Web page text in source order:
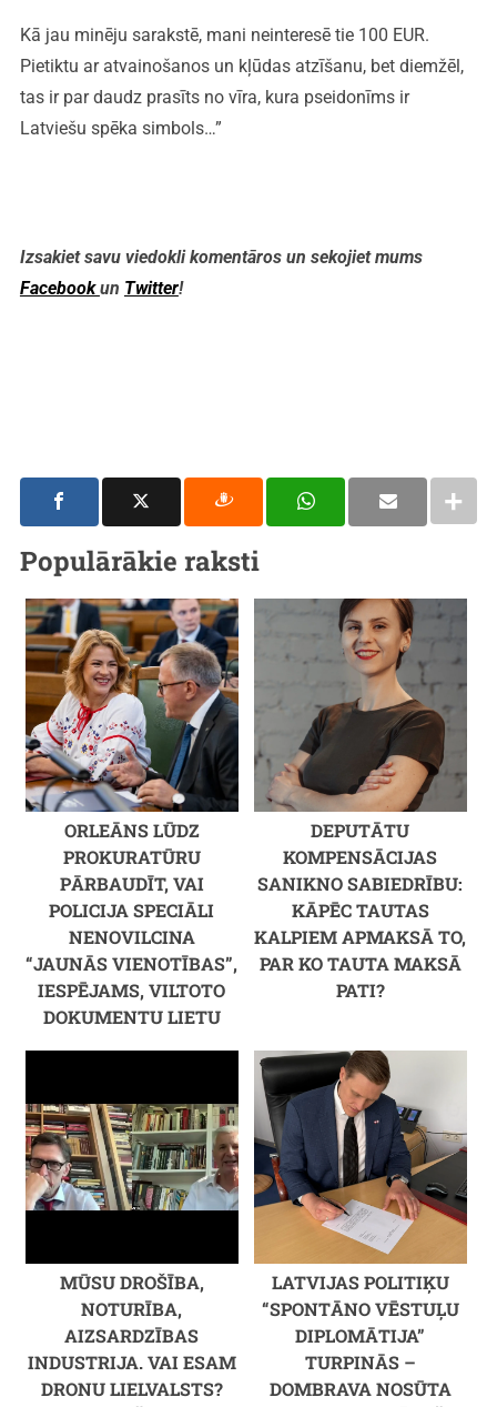
Kā jau minēju sarakstē, mani neinteresē tie 100 EUR.
Pietiktu ar atvainošanos un kļūdas atzīšanu, bet diemžēl,
tas ir par daudz prasīts no vīra, kura pseidonīms ir
Latviešu spēka simbols…”
Izsakiet savu viedokli komentāros un sekojiet mums
Facebookun Twitter!
Populārākie raksti
ORLEĀNS LŪDZ
PROKURATŪRU
PĀRBAUDĪT, VAI
POLICIJA SPECIĀLI
NENOVILCINA
“JAUNĀS VIENOTĪBAS”,
IESPĒJAMS, VILTOTO
DOKUMENTU LIETU
DEPUTĀTU
KOMPENSĀCIJAS
SANIKNO SABIEDRĪBU:
KĀPĒC TAUTAS
KALPIEM APMAKSĀ TO,
PAR KO TAUTA MAKSĀ
PATI?
MŪSU DROŠĪBA,
NOTURĪBA,
AIZSARDZĪBAS
INDUSTRIJA. VAI ESAM
DRONU LIELVALSTS?
LATVIJAS POLITIĶU
“SPONTĀNO VĒSTUĻU
DIPLOMĀTIJA”
TURPINĀS –
DOMBRAVA NOSŪTA